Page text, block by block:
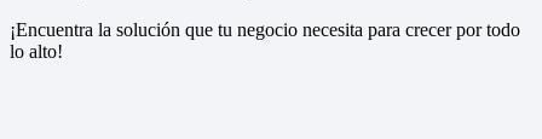
¡Encuentra la solución que tu negocio necesita para crecer por todo
lo alto!